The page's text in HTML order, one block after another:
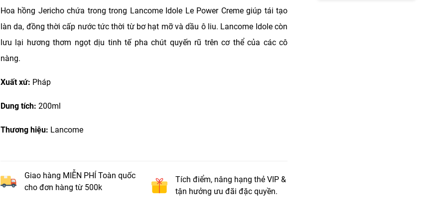
Hoa hồng Jericho chứa trong trong Lancome Idole Le Power Creme giúp tái tạo
làn da, đồng thời cấp nước tức thời từ bơ hạt mỡ và dầu ô liu. Lancome Idole còn
lưu lại hương thơm ngọt dịu tinh tế pha chút quyến rũ trên cơ thể của các cô
nàng.
Xuất xứ: Pháp
Dung tích: 200ml
Thương hiệu: Lancome
Giao hàng MIỄN PHÍ Toàn quốc
cho đơn hàng từ 500k
Tích điểm, nâng hạng thẻ VIP &
tận hưởng ưu đãi đặc quyền.